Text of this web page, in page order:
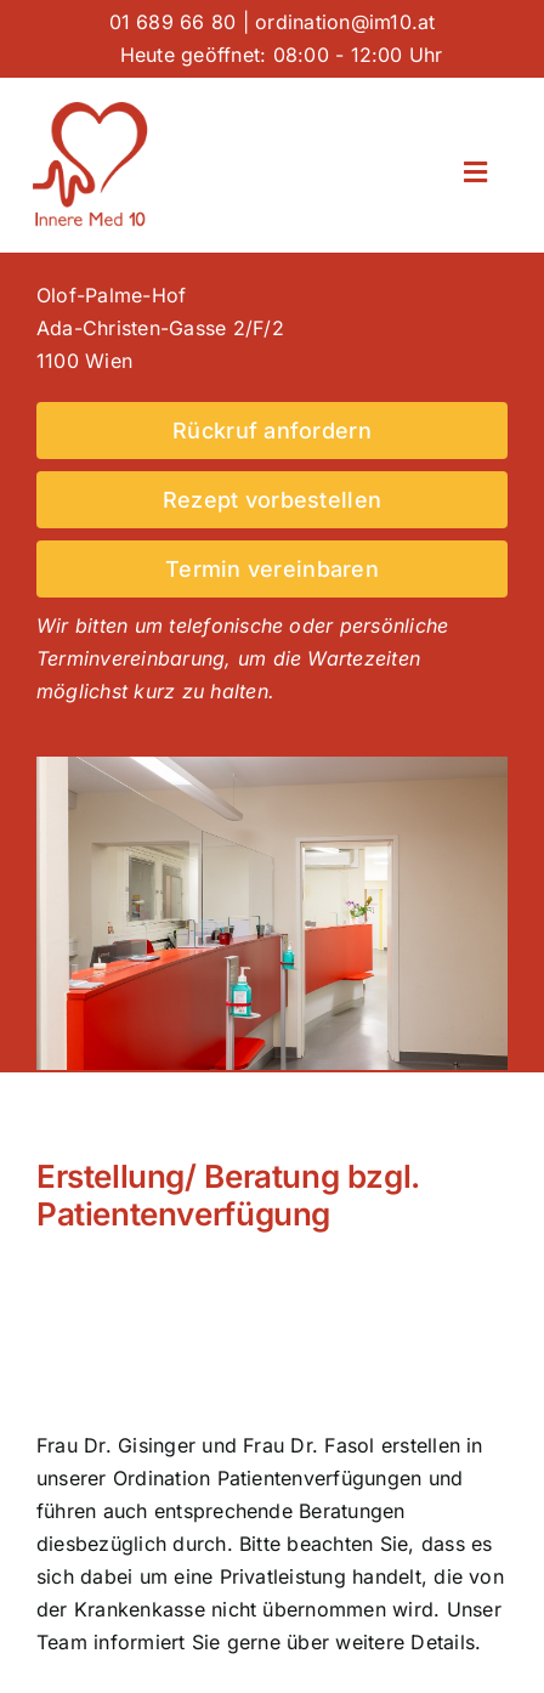
content
01 689 66 80 |ordination@im10.at
Heute geöffnet: 08:00 - 12:00 Uhr
Leistungen
Labor
Über Uns
Downloads
Olof-Palme-Hof
Ada-Christen-Gasse 2/F/2
1100 Wien
Rückruf anfordern
Rezept vorbestellen
Termin vereinbaren
Wir bitten um telefonische oder persönliche
Terminvereinbarung, um die Wartezeiten
möglichst kurz zu halten.
Erstellung/ Beratung bzgl.
Patientenverfügung
Frau Dr. Gisinger und Frau Dr. Fasol erstellen in
unserer Ordination Patientenverfügungen und
führen auch entsprechende Beratungen
diesbezüglich durch. Bitte beachten Sie, dass es
sich dabei um eine Privatleistung handelt, die von
der Krankenkasse nicht übernommen wird. Unser
Team informiert Sie gerne über weitere Details.